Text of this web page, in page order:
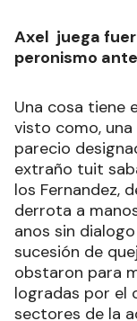
Axel juega
peronismo
Una cosa tiene
visto como,
parecio
extraño tuit
los Fernandez,
derrota a
anos sin
sucesión de
obstaron para
logradas por el
sectores de la